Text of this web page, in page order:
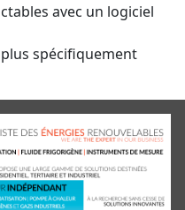
avec un logiciel
spécifiquement